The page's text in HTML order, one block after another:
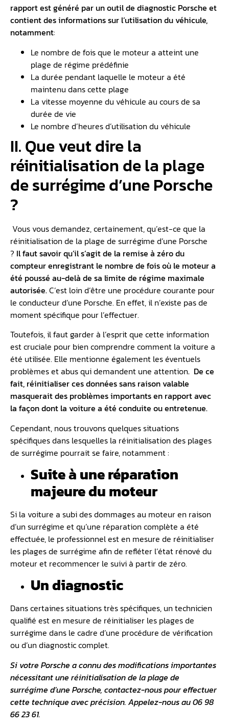
rapport est généré par unoutil de diagnostic Porsche et
contient des informations sur l’utilisation du véhicule,
notamment:
Le nombre de fois que le moteur a atteint une
plage de régime prédéfinie
La durée pendant laquelle le moteur a été
maintenu dans cette plage
La vitesse moyenne du véhicule au cours de sa
durée de vie
Le nombre d’heures d’utilisation du véhicule
II. Que veut dire la
réinitialisation de la plage
de surrégime d’une Porsche
?
Vous vous demandez, certainement, qu’est-ce que la
réinitialisation de la plage de surrégime d’une Porsche
? Il faut savoir qu’il s’agit de la remise à zéro du
compteur enregistrant le nombre de fois où le moteur a
été poussé au-delà de sa limite de régime maximale
autorisée.C’est loin d’être une procédure courante pour
le conducteur d’une Porsche. En effet, il n’existe pas de
moment spécifique pour l’effectuer.
Toutefois, il faut garder à l’esprit que cette information
est cruciale pour bien comprendre comment la voiture a
été utilisée. Elle mentionne également les éventuels
problèmes et abus qui demandent une attention. De ce
fait, réinitialiser ces données sans raison valable
masquerait des problèmes importants en rapport avec
la façon dont la voiture a été conduite ou entretenue.
Cependant, nous trouvons quelques situations
spécifiques dans lesquelles la réinitialisation des plages
de surrégime pourrait se faire, notamment :
Suite à une réparation
majeure du moteur
Si la voiture a subi des dommages au moteur en raison
d’un surrégime et qu’une réparation complète a été
effectuée, le professionnel est en mesure de réinitialiser
les plages de surrégime afin de refléter l’état rénové du
moteur et recommencer le suivi à partir de zéro.
Un diagnostic
Dans certaines situations très spécifiques, un technicien
qualifié est en mesure de réinitialiser les plages de
surrégime dans le cadre d’une procédure de vérification
ou d’un diagnostic complet.
Si votre Porsche a connu des modifications importantes
nécessitant une réinitialisation de la plage de
surrégime d’une Porsche, contactez-nous pour effectuer
cette technique avec précision. Appelez-nous au 06 98
66 23 61.